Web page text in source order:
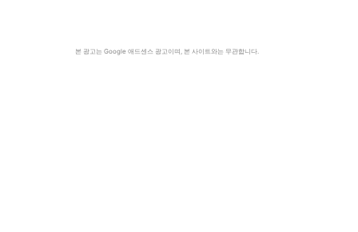
본 광고는 Google 애드센스 광고이며, 본 사이트와는 무관합니다.